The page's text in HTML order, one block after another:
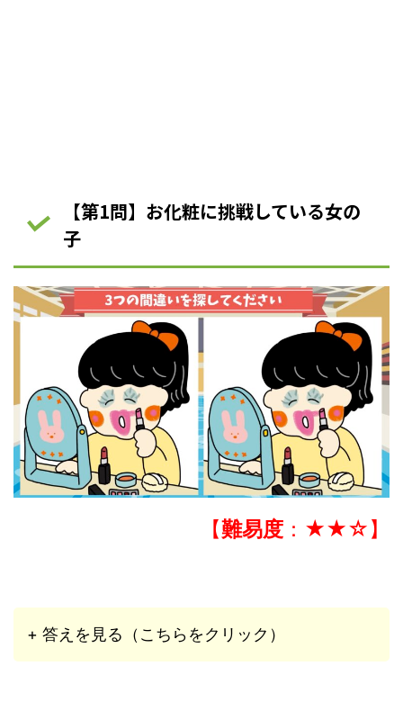
【第1問】お化粧に挑戦している女の
子
【難易度 ：★★☆】
+ 答えを見る（こちらをクリック）